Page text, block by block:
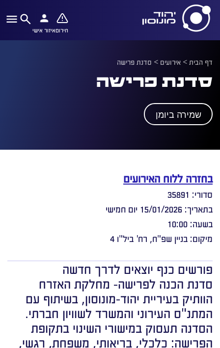
חירוםאיזור אישי
דף הבית> אירועים > סדנת פרישה
סדנת פרישה
שמירה ביומן
בחזרה ללוח האירועים
סדורי: 35891
בתאריך: 15/01/2026 יום חמישי
בשעה: 10:00
מיקום: בניין שפ"ח, רח' ביל"ו 4
פורשים כנף יוצאים לדרך חדשה
סדנת הכנה לפרישה- מחלקת האזרח
הוותיק בעיריית יהוד-מונוסון, בשיתוף עם
המתנ"ס העירוני והמשרד לשוויון חברתי.
הסדנה תעסוק במישורי השינוי בתקופת
הפרישה: כלכלי, בריאותי, משפחת, רגשי,